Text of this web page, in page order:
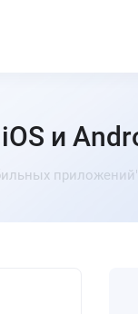
и
приложений".